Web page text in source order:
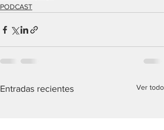
PODCAST
Entradas recientes Ver todo